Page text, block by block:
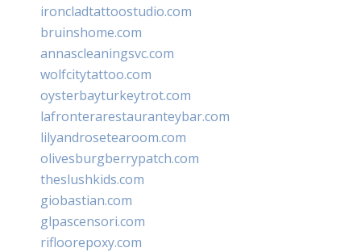
ironcladtattoostudio.com
bruinshome.com
annascleaningsvc.com
wolfcitytattoo.com
oysterbayturkeytrot.com
lafronterarestauranteybar.com
lilyandrosetearoom.com
olivesburgberrypatch.com
theslushkids.com
giobastian.com
glpascensori.com
rifloorepoxy.com